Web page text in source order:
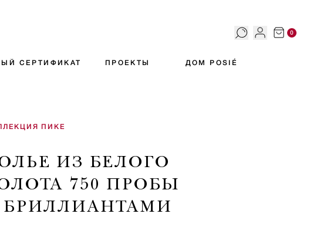
0
СЕРТИФИКАТ ПРОЕКТЫ ДОМ POSIÉ
ПИКЕ
ИЗ БЕЛОГО
750 ПРОБЫ
БРИЛЛИАНТАМИ